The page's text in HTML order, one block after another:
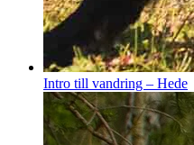
Intro till vandring – Hede